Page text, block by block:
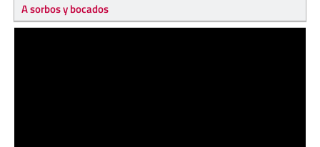
A sorbos y bocados